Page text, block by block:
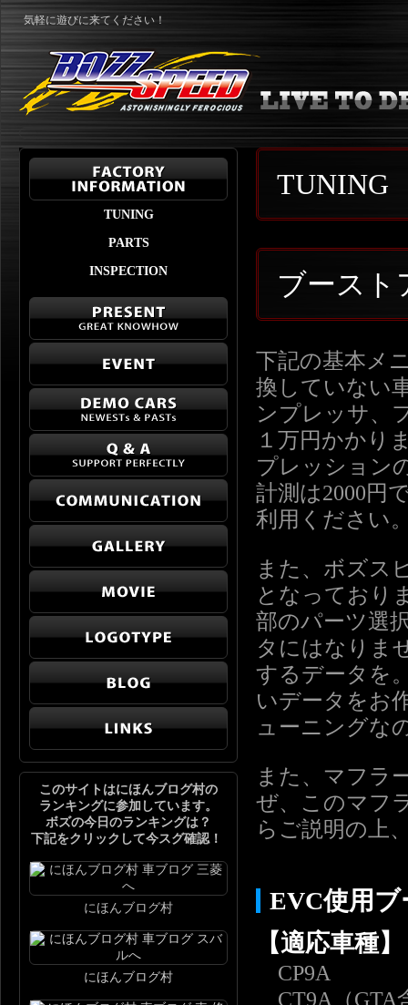
気軽に遊びに来てください！
TUNING
ブースト
下記の基本メ
換していない
ンプレッサ、
１万円かかり
プレッション
計測は2000円
利用ください
また、ボズス
となっており
部のパーツ選
タにはなりま
するデータを
いデータをお
ューニングな
また、マフラ
ぜ、このマフ
らご説明の上
EVC使用
【適応車種】
CP9A
CT9A（GTA
TUNING
PARTS
INSPECTION
このサイトはにほんブログ村の
ランキングに参加しています。
ボズの今日のランキングは？
下記をクリックして今スグ確認！
にほんブログ村
にほんブログ村